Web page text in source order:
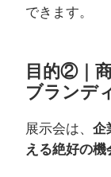
できます。
目的②｜
ブランデ
展示会は、 企
える絶好の機